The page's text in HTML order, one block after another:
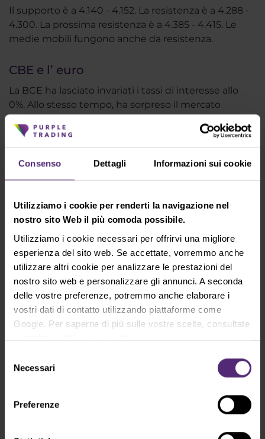
Consenso Dettagli Informazioni sui cookie
Utilizziamo i cookie per renderti la navigazione nel
nostro sito Web il più comoda possibile.
Utilizziamo i cookie necessari per offrirvi una migliore
esperienza del sito web. Se accettate, vorremmo anche
utilizzare altri cookie per analizzare le prestazioni del
nostro sito web e personalizzare gli annunci. A seconda
delle vostre preferenze, potremmo anche elaborare i
vostri dati di contatto utilizzando piattaforme come
Google. Per saperne di più sulle vostre scelte, consultate
la nostrapolitica sui cookie.
delNecessari
Preferenze
Il supporto è a 4.140 - 4.152. La resistenza è a 4.288 -
4.300. La prossima resistenza è a 4.385 - 4.415. Le
medie mobili fungono anche da resistenza.
CBE e l’ euro
La BCE ha lasciato invariati i tassi di interesse allo
0%. Allo stesso tempo, ha sorpreso il mercato
terminando il suo programma di acquisto di
obbligazioni nel terzo trimestre, prima delle
previsioni precedenti. La reazione alla notizia è stata
un forte apprezzamento dell'euro che è balzato a
La ragione di questa inversione è che l'inasprimento
in un momento in cui l'economia sta rallentando
potrebbe portare alla stagflazione. Anche i forti dati
sull'inflazione negli Stati Uniti hanno contribuito alla
svendita dell'euro. Gli Stati Uniti sono anche molto
meno vulnerabili alle sanzioni contro la Russia
rispetto all'Europa.